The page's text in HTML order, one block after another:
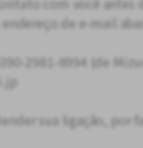
de e-mail
2981-8994 (de
sua ligação, por